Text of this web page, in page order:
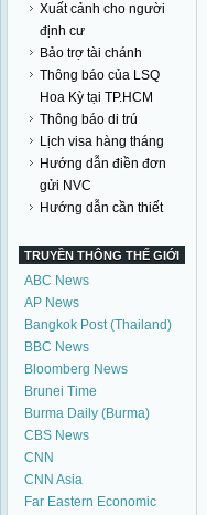
Xuất cảnh cho người
định cư
Bảo trợ tài chánh
Thông báo của LSQ
Hoa Kỳ tại TP.HCM
Thông báo di trú
Lịch visa hàng tháng
Hướng dẫn điền đơn
gửi NVC
Hướng dẫn cần thiết
TRUYỀN THÔNG THẾ GIỚI
ABC News
AP News
Bangkok Post (Thailand)
BBC News
Bloomberg News
Brunei Time
Burma Daily (Burma)
CBS News
CNN
CNN Asia
Far Eastern Economic